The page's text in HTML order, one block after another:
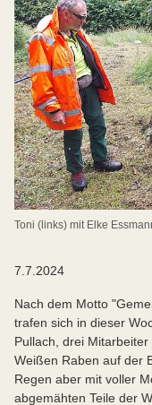
Toni (links) mit Elke
7.7.2024
Nach dem Motto
trafen sich in dieser
Pullach, drei
Weißen Raben auf der
Regen aber mit voller
abgemähten Teile der